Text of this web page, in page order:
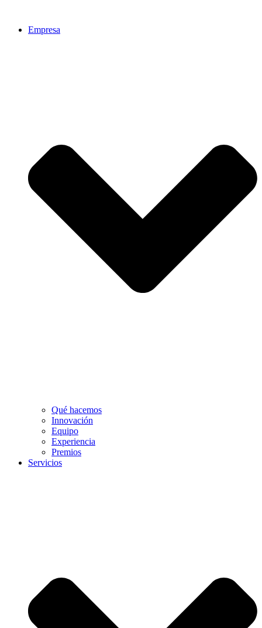
contenidoEmpresa
Qué hacemos
Innovación
Equipo
Experiencia
Premios
Servicios